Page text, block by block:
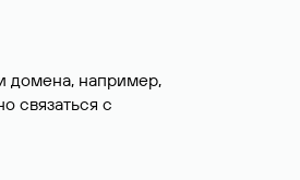
домена, например,
связаться с